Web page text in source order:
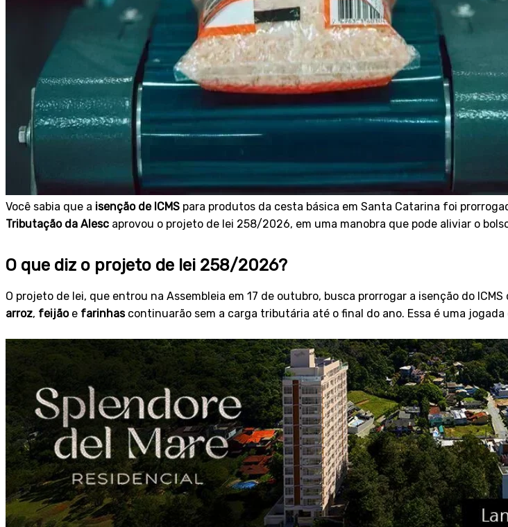
Você sabia que a isenção de ICMS para produtos da cesta básica em Santa Catarina foi
Tributação da Alesc aprovou o projeto de lei 258/2026, em uma manobra que pode aliviar o
O que diz o projeto de lei 258/2026?
O projeto de lei, que entrou na Assembleia em 17 de outubro, busca prorrogar a isenção do
arroz, feijãoe farinhascontinuarão sem a carga tributária até o final do ano. Essa é uma